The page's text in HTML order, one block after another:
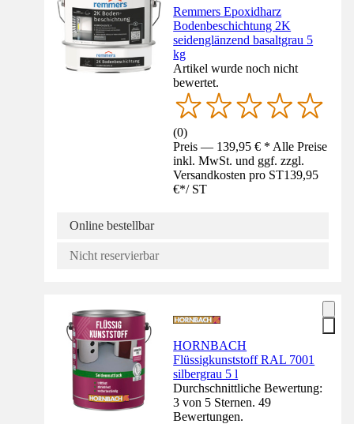
Remmers Epoxidharz
Bodenbeschichtung 2K
seidenglänzend basaltgrau 5
kg
Artikel wurde noch nicht
bewertet.
(0)
Preis — 139,95 € * Alle Preise
inkl. MwSt. und ggf. zzgl.
Versandkosten pro ST139,95
€*/ ST
Online bestellbar
Nicht reservierbar
HORNBACH
Flüssigkunststoff RAL 7001
silbergrau 5 l
Durchschnittliche Bewertung:
3 von 5 Sternen. 49
Bewertungen.